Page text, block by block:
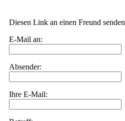
Diesen Link an einen Freund senden
E-Mail an:
Absender:
Ihre E-Mail: